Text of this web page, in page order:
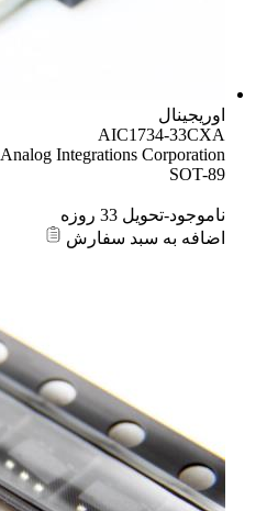
اوریجینال
AIC1734-33CXA
Analog Integrations Corporation
SOT-89
ناموجود-تحویل 33 روزه
اضافه به سبد سفارش